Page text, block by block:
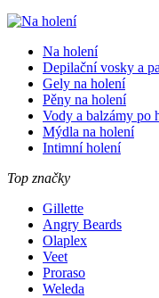
Na holení
Depilační vosky a
Gely na holení
Pěny na holení
Vody a balzámy po
Mýdla na holení
Intimní holení
Top značky
Gillette
Angry Beards
Olaplex
Veet
Proraso
Weleda